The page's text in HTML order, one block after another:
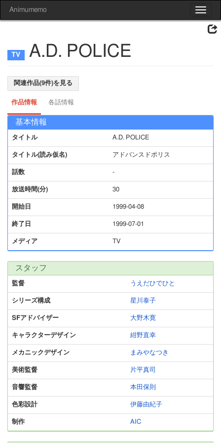
Toggle
Animumemo
A.D. POLICE
関連作品(9件)を見る
作品情報 各話情報
基本情報
タイトル A.D. POLICE
タイトル(読み仮名) アドバンスドポリス
話数 -
放送時間(分) 30
開始日 1999-04-08
終了日 1999-07-01
メディア TV
スタッフ
監督 うえだひでひと
シリーズ構成 星川泰子
SFアドバイザー 大野木寛
キャラクターデザイン 紺野直幸
メカニックデザイン まみやなつき
美術監督 片平真司
音響監督 本田保則
色彩設計 伊藤由紀子
制作 AIC